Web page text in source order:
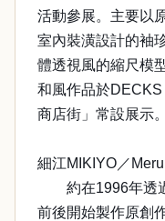
活動參展。主要以
室內裝潢設計的袖
體透視風的縮尺模
和風作品於DECKS
商店街」常設展示。
細江MIKIYO／
約在1996年透過
前後開始製作原創